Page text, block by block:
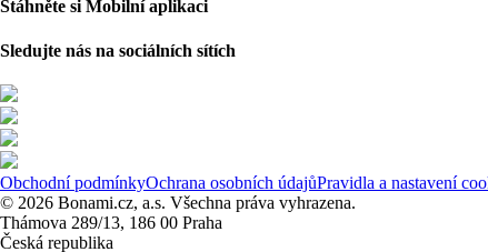
Stáhněte si Mobilní aplikaci
Sledujte nás na sociálních sítích
Obchodní podmínkyOchrana osobních údajůPravidla a nastavení
© 2026 Bonami.cz, a.s. Všechna práva vyhrazena.
Thámova 289/13, 186 00 Praha
Česká republika